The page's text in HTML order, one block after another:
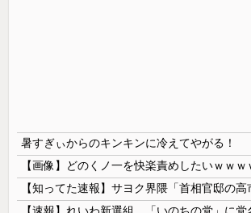
暑すぎぃからのキンキンに冷えてやがる！
【画像】どのくノ一を快楽責めしたいｗｗｗ